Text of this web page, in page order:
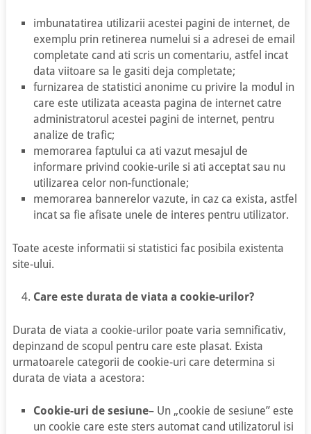
imbunatatirea utilizarii acestei pagini de internet, de
exemplu prin retinerea numelui si a adresei de email
completate cand ati scris un comentariu, astfel incat
data viitoare sa le gasiti deja completate;
furnizarea de statistici anonime cu privire la modul in
care este utilizata aceasta pagina de internet catre
administratorul acestei pagini de internet, pentru
analize de trafic;
memorarea faptului ca ati vazut mesajul de
informare privind cookie-urile si ati acceptat sau nu
utilizarea celor non-functionale;
memorarea bannerelor vazute, in caz ca exista, astfel
incat sa fie afisate unele de interes pentru utilizator.
Toate aceste informatii si statistici fac posibila existenta
site-ului.
Care este durata de viata a cookie-urilor?
Durata de viata a cookie-urilor poate varia semnificativ,
depinzand de scopul pentru care este plasat. Exista
urmatoarele categorii de cookie-uri care determina si
durata de viata a acestora:
Cookie-uri de sesiune– Un „cookie de sesiune” este
un cookie care este sters automat cand utilizatorul isi